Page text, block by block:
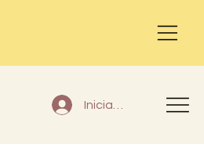
Iniciar sesión